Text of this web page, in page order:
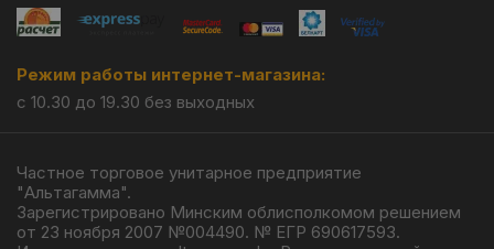
Режим работы интернет-магазина:
с 10.30 до 19.30 без выходных
Частное торговое унитарное предприятие
"Альтагамма".
Зарегистрировано Минским облисполкомом решением
от 23 ноября 2007 №004490. № ЕГР 690617593.